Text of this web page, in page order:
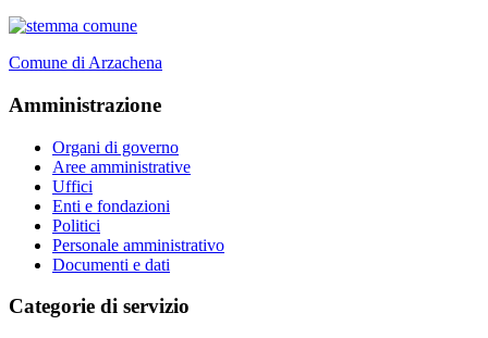
Comune di Arzachena
Amministrazione
Organi di governo
Aree amministrative
Uffici
Enti e fondazioni
Politici
Personale amministrativo
Documenti e dati
Categorie di servizio